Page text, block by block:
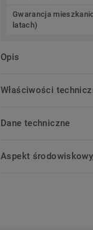
Gwarancja
latach)
Opis
Właściwości
Dane techniczne
Aspekt